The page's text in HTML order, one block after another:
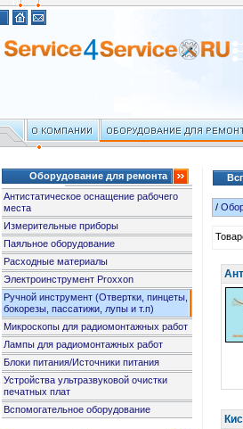
Оборудование для ремонта
Антистатическое оснащение рабочего
места
Измерительные приборы
Паяльное оборудование
Расходные материалы
Электроинструмент Proxxon
Ручной инструмент (Отвертки, пинцеты,
бокорезы, пассатижи, лупы и т.п)
Микроскопы для радиомонтажных работ
Лампы для радиомонтажных работ
Блоки питания/Источники питания
Устройства ультразвуковой очистки
печатных плат
Вспомогательное оборудование
/